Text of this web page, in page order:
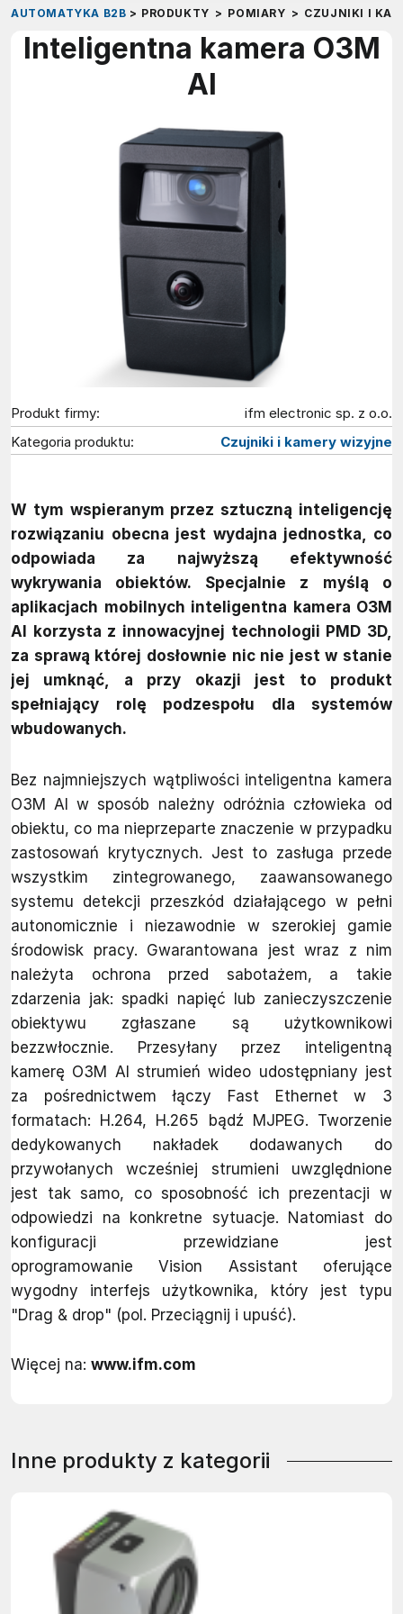
AUTOMATYKA B2B > PRODUKTY > POMIARY > CZUJNIKI I
Inteligentna kamera O3M
AI
Produkt firmy:
ifm electronic sp. z o.o.
Kategoria produktu:
Czujniki i kamery wizyjne
W tym wspieranym przez sztuczną inteligencję
rozwiązaniu obecna jest wydajna jednostka, co
odpowiada za najwyższą efektywność
wykrywania obiektów. Specjalnie z myślą o
aplikacjach mobilnych inteligentna kamera O3M
AI korzysta z innowacyjnej technologii PMD 3D,
za sprawą której dosłownie nic nie jest w stanie
jej umknąć, a przy okazji jest to produkt
spełniający rolę podzespołu dla systemów
wbudowanych.
Bez najmniejszych wątpliwości inteligentna kamera
O3M AI w sposób należny odróżnia człowieka od
obiektu, co ma nieprzeparte znaczenie w przypadku
zastosowań krytycznych. Jest to zasługa przede
wszystkim zintegrowanego, zaawansowanego
systemu detekcji przeszkód działającego w pełni
autonomicznie i niezawodnie w szerokiej gamie
środowisk pracy. Gwarantowana jest wraz z nim
należyta ochrona przed sabotażem, a takie
zdarzenia jak: spadki napięć lub zanieczyszczenie
obiektywu zgłaszane są użytkownikowi
bezzwłocznie. Przesyłany przez inteligentną
kamerę O3M AI strumień wideo udostępniany jest
za pośrednictwem łączy Fast Ethernet w 3
formatach: H.264, H.265 bądź MJPEG. Tworzenie
dedykowanych nakładek dodawanych do
przywołanych wcześniej strumieni uwzględnione
jest tak samo, co sposobność ich prezentacji w
odpowiedzi na konkretne sytuacje. Natomiast do
konfiguracji przewidziane jest
oprogramowanie Vision Assistant oferujące
wygodny interfejs użytkownika, który jest typu
"Drag & drop" (pol. Przeciągnij i upuść).
Więcej na: www.ifm.com
Inne produkty z kategorii